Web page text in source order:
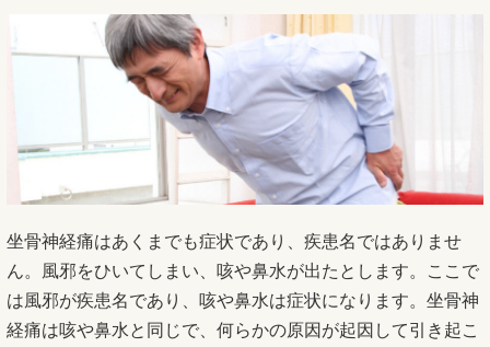
坐骨神経痛はあくまでも症状であり、疾患名ではありませ
ん。風邪をひいてしまい、咳や鼻水が出たとします。ここで
は風邪が疾患名であり、咳や鼻水は症状になります。坐骨神
経痛は咳や鼻水と同じで、何らかの原因が起因して引き起こ